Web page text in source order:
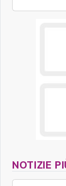
NOTIZIE